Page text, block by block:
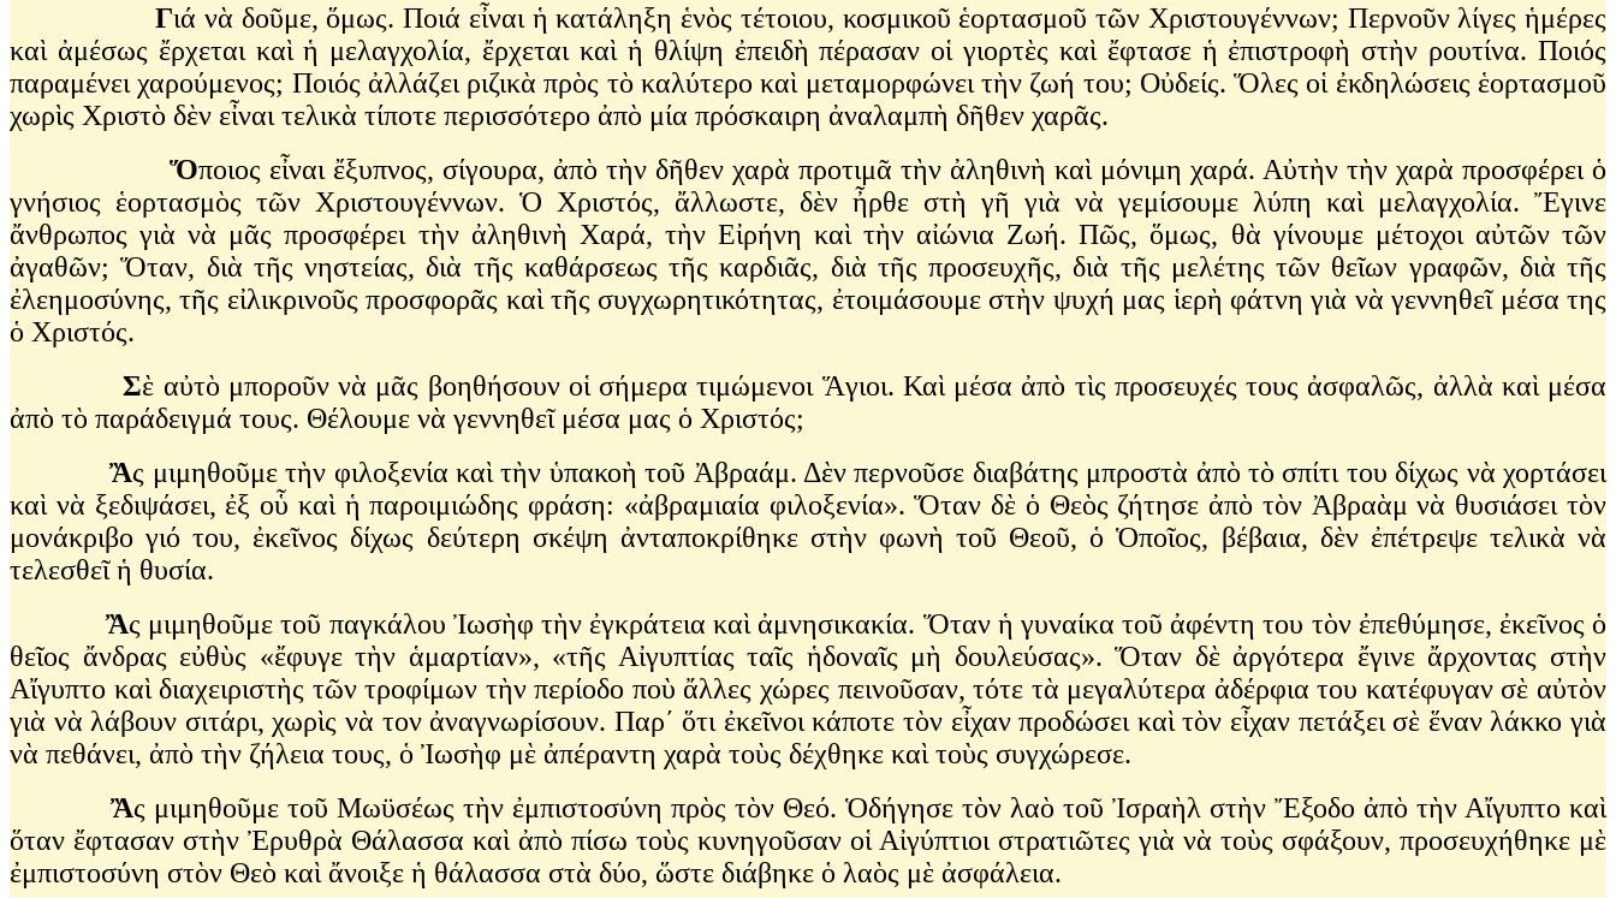
Γιά νὰ δοῦμε, ὅμως. Ποιά εἶναι ἡ κατάληξη ἑνὸς τέτοιου, κοσμικοῦ ἑορτασμοῦ τῶν Χριστουγέννων; Περνοῦν λίγες ἡμέρες
καὶ ἀμέσως ἔρχεται καὶ ἡ μελαγχολία, ἔρχεται καὶ ἡ θλίψη ἐπειδὴ πέρασαν οἱ γιορτὲς καὶ ἔφτασε ἡ ἐπιστροφὴ στὴν ρουτίνα. Ποιός
παραμένει χαρούμενος; Ποιός ἀλλάζει ριζικὰ πρὸς τὸ καλύτερο καὶ μεταμορφώνει τὴν ζωή του; Οὐδείς. Ὅλες οἱ ἐκδηλώσεις ἑορτασμοῦ
χωρὶς Χριστὸ δὲν εἶναι τελικὰ τίποτε περισσότερο ἀπὸ μία πρόσκαιρη ἀναλαμπὴ δῆθεν χαρᾶς.
Ὅποιος εἶναι ἔξυπνος, σίγουρα, ἀπὸ τὴν δῆθεν χαρὰ προτιμᾶ τὴν ἀληθινὴ καὶ μόνιμη χαρά. Αὐτὴν τὴν χαρὰ προσφέρει ὁ
γνήσιος ἑορτασμὸς τῶν Χριστουγέννων. Ὁ Χριστός, ἄλλωστε, δὲν ἦρθε στὴ γῆ γιὰ νὰ γεμίσουμε λύπη καὶ μελαγχολία. Ἔγινε
ἄνθρωπος γιὰ νὰ μᾶς προσφέρει τὴν ἀληθινὴ Χαρά, τὴν Εἰρήνη καὶ τὴν αἰώνια Ζωή. Πῶς, ὅμως, θὰ γίνουμε μέτοχοι αὐτῶν τῶν
ἀγαθῶν; Ὅταν, διὰ τῆς νηστείας, διὰ τῆς καθάρσεως τῆς καρδιᾶς, διὰ τῆς προσευχῆς, διὰ τῆς μελέτης τῶν θεῖων γραφῶν, διὰ τῆς
ἐλεημοσύνης, τῆς εἰλικρινοῦς προσφορᾶς καὶ τῆς συγχωρητικότητας, ἐτοιμάσουμε στὴν ψυχή μας ἱερὴ φάτνη γιὰ νὰ γεννηθεῖ μέσα της
ὁ Χριστός.
Σὲ αὐτὸ μποροῦν νὰ μᾶς βοηθήσουν οἱ σήμερα τιμώμενοι Ἅγιοι. Καὶ μέσα ἀπὸ τὶς προσευχές τους ἀσφαλῶς, ἀλλὰ καὶ μέσα
ἀπὸ τὸ παράδειγμά τους. Θέλουμε νὰ γεννηθεῖ μέσα μας ὁ Χριστός;
Ἂς μιμηθοῦμε τὴν φιλοξενία καὶ τὴν ὑπακοὴ τοῦ Ἀβραάμ. Δὲν περνοῦσε διαβάτης μπροστὰ ἀπὸ τὸ σπίτι του δίχως νὰ χορτάσει
καὶ νὰ ξεδιψάσει, ἐξ οὗ καὶ ἡ παροιμιώδης φράση: «ἀβραμιαία φιλοξενία». Ὅταν δὲ ὁ Θεὸς ζήτησε ἀπὸ τὸν Ἀβραὰμ νὰ θυσιάσει τὸν
μονάκριβο γιό του, ἐκεῖνος δίχως δεύτερη σκέψη ἀνταποκρίθηκε στὴν φωνὴ τοῦ Θεοῦ, ὁ Ὁποῖος, βέβαια, δὲν ἐπέτρεψε τελικὰ νὰ
τελεσθεῖ ἡ θυσία.
Ἂς μιμηθοῦμε τοῦ παγκάλου Ἰωσὴφ τὴν ἐγκράτεια καὶ ἀμνησικακία. Ὅταν ἡ γυναίκα τοῦ ἀφέντη του τὸν ἐπεθύμησε, ἐκεῖνος ὁ
θεῖος ἄνδρας εὐθὺς «ἔφυγε τὴν ἁμαρτίαν», «τῆς Αἰγυπτίας ταῖς ἡδοναῖς μὴ δουλεύσας». Ὅταν δὲ ἀργότερα ἔγινε ἄρχοντας στὴν
Αἴγυπτο καὶ διαχειριστὴς τῶν τροφίμων τὴν περίοδο ποὺ ἄλλες χώρες πεινοῦσαν, τότε τὰ μεγαλύτερα ἀδέρφια του κατέφυγαν σὲ αὐτὸν
γιὰ νὰ λάβουν σιτάρι, χωρὶς νὰ τον ἀναγνωρίσουν. Παρ΄ ὅτι ἐκεῖνοι κάποτε τὸν εἶχαν προδώσει καὶ τὸν εἶχαν πετάξει σὲ ἕναν λάκκο γιὰ
νὰ πεθάνει, ἀπὸ τὴν ζήλεια τους, ὁ Ἰωσὴφ μὲ ἀπέραντη χαρὰ τοὺς δέχθηκε καὶ τοὺς συγχώρεσε.
Ἂς μιμηθοῦμε τοῦ Μωϋσέως τὴν ἐμπιστοσύνη πρὸς τὸν Θεό. Ὁδήγησε τὸν λαὸ τοῦ Ἰσραὴλ στὴν Ἔξοδο ἀπὸ τὴν Αἴγυπτο καὶ
ὅταν ἔφτασαν στὴν Ἐρυθρὰ Θάλασσα καὶ ἀπὸ πίσω τοὺς κυνηγοῦσαν οἱ Αἰγύπτιοι στρατιῶτες γιὰ νὰ τοὺς σφάξουν, προσευχήθηκε μὲ
ἐμπιστοσύνη στὸν Θεὸ καὶ ἄνοιξε ἡ θάλασσα στὰ δύο, ὥστε διάβηκε ὁ λαὸς μὲ ἀσφάλεια.